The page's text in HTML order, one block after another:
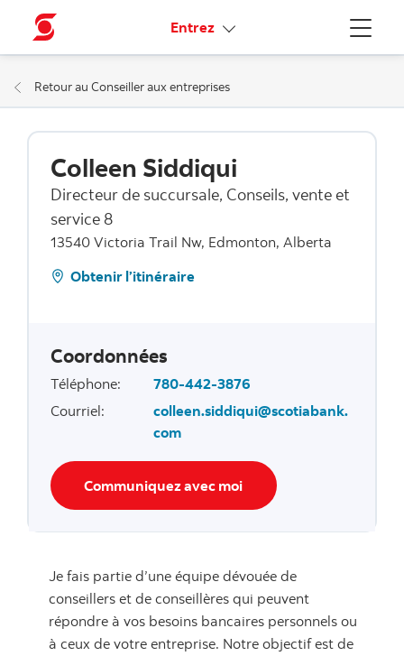
Menu
Entrez Liens connexes
Retour au Conseiller aux entreprises
Colleen Siddiqui
Directeur de succursale, Conseils, vente et
service 8
13540 Victoria Trail Nw, Edmonton, Alberta
Obtenir l’itinéraire
Coordonnées
Téléphone:
780-442-3876
Courriel:
colleen.siddiqui@scotiabank.
com
Communiquez avec moi
Je fais partie d’une équipe dévouée de
conseillers et de conseillères qui peuvent
répondre à vos besoins bancaires personnels ou
à ceux de votre entreprise. Notre objectif est de